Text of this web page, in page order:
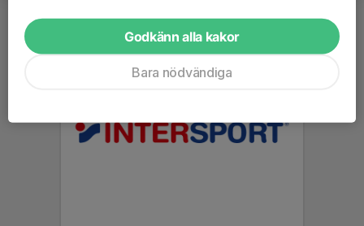
Godkänn alla kakor
Bara nödvändiga